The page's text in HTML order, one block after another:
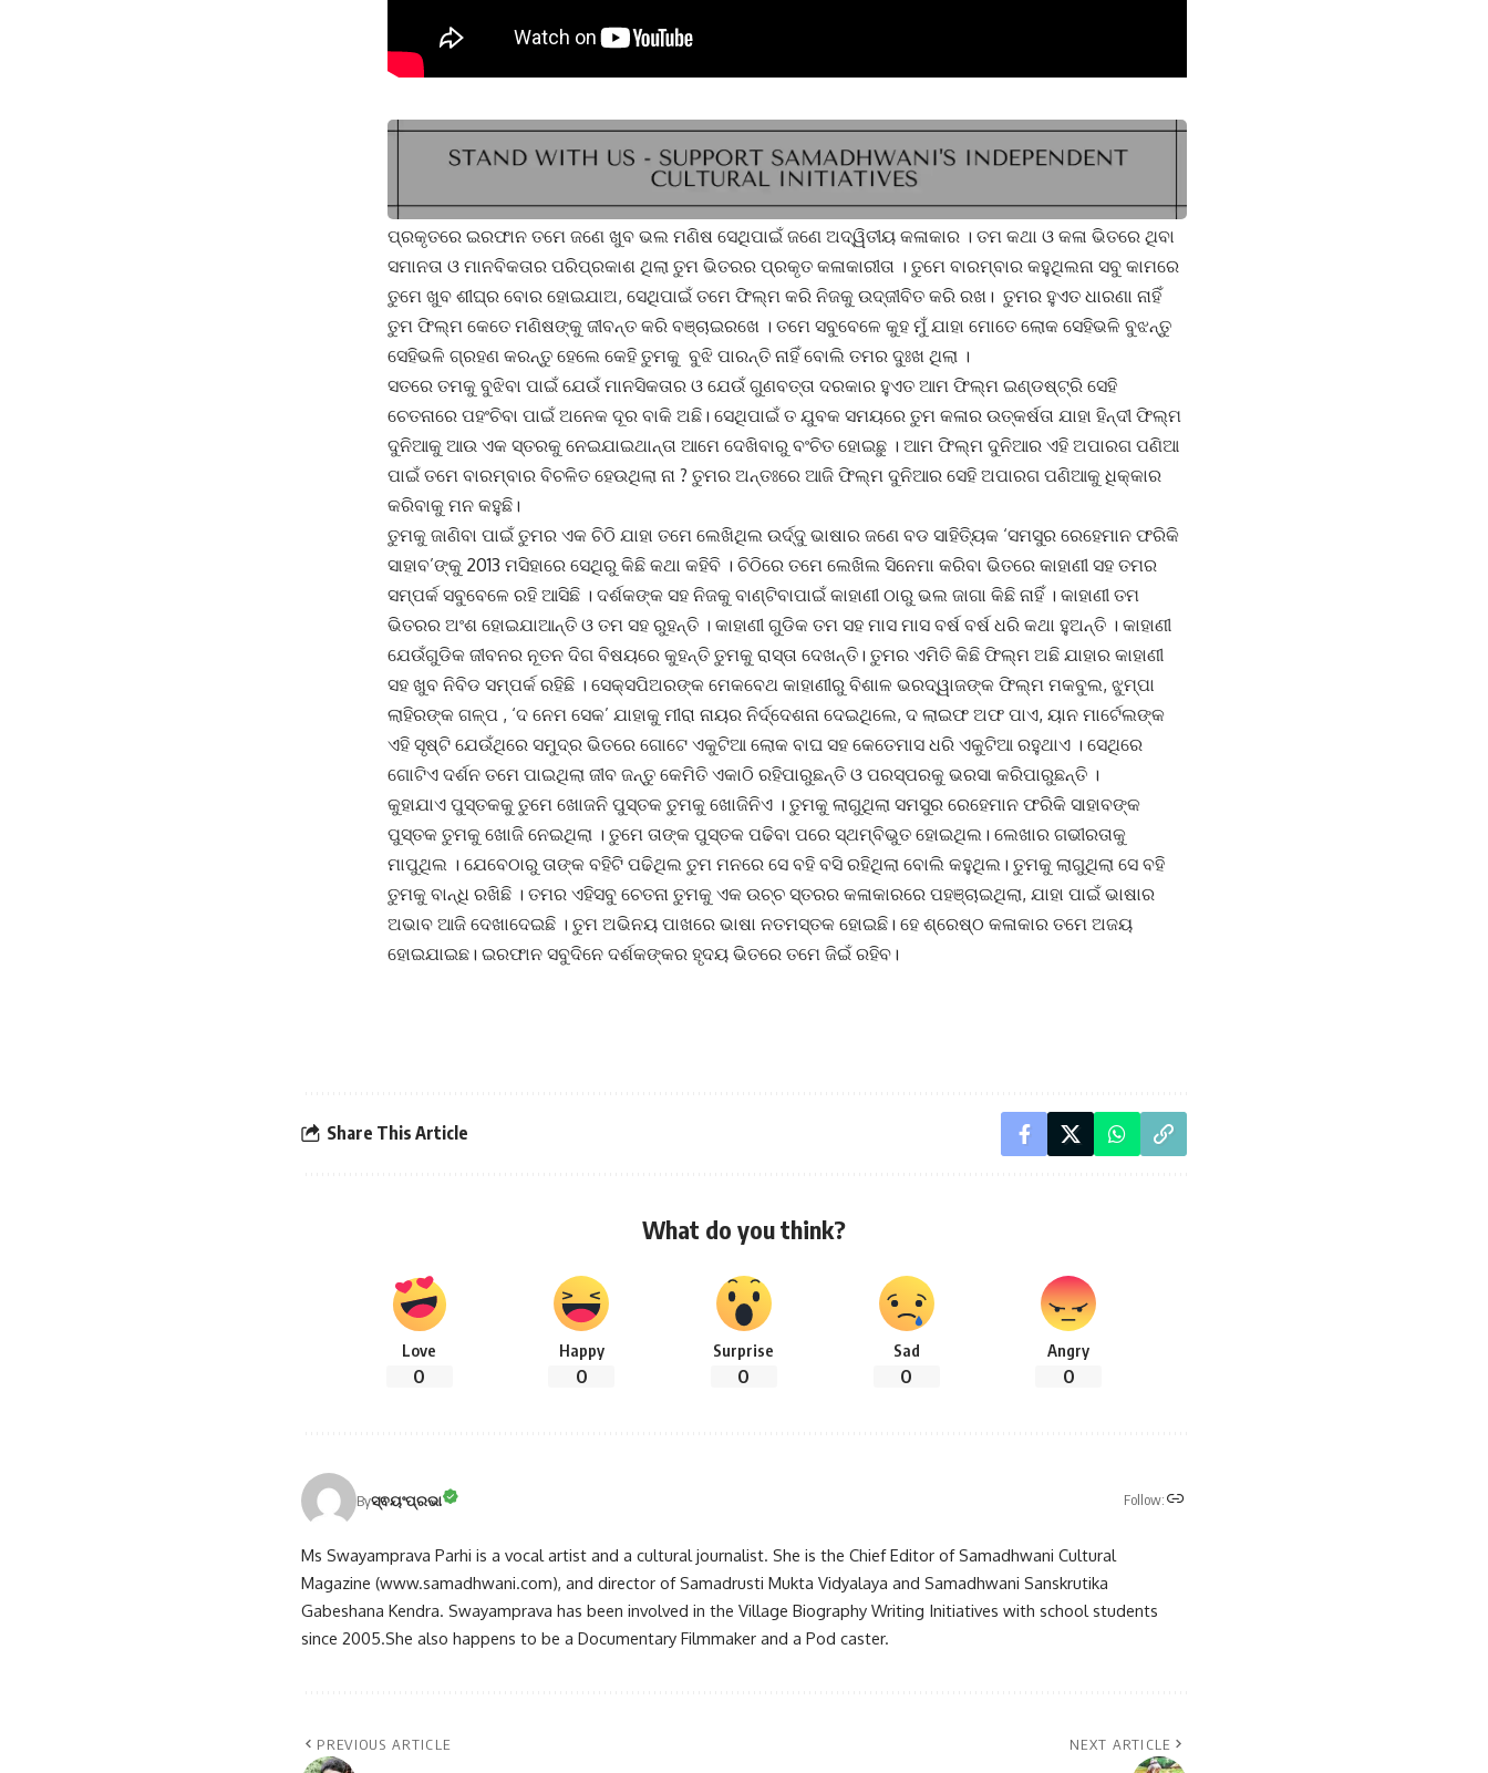
ପ୍ରକୃତରେ ଇରଫାନ ତମେ ଜଣେ ଖୁବ ଭଲ ମଣିଷ ସେଥିପାଇଁ ଜଣେ ଅଦ୍ୱିତୀୟ କଳାକାର । ତମ କଥା ଓ କଳା ଭିତରେ ଥିବା
ସମାନତା ଓ ମାନବିକତାର ପରିପ୍ରକାଶ ଥିଲା ତୁମ ଭିତରର ପ୍ରକୃତ କଳାକାରୀତା । ତୁମେ ବାରମ୍ବାର କହୁଥିଲନା ସବୁ କାମରେ
ତୁମେ ଖୁବ ଶୀଘ୍ର ବୋର ହୋଇଯାଅ, ସେଥିପାଇଁ ତମେ ଫିଲ୍ମ କରି ନିଜକୁ ଉଦ୍ଜୀବିତ କରି ରଖ। ତୁମର ହୁଏତ ଧାରଣା ନାହିଁ
ତୁମ ଫିଲ୍ମ କେତେ ମଣିଷଙ୍କୁ ଜୀବନ୍ତ କରି ବଞ୍ଚାଇରଖେ । ତମେ ସବୁବେଳେ କୁହ ମୁଁ ଯାହା ମୋତେ ଲୋକ ସେହିଭଳି ବୁଝନ୍ତୁ
ସେହିଭଳି ଗ୍ରହଣ କରନ୍ତୁ ହେଲେ କେହି ତୁମକୁ ବୁଝି ପାରନ୍ତି ନାହିଁ ବୋଲି ତମର ଦୁଃଖ ଥିଲା ।
ସତରେ ତମକୁ ବୁଝିବା ପାଇଁ ଯେଉଁ ମାନସିକତାର ଓ ଯେଉଁ ଗୁଣବତ୍ତା ଦରକାର ହୁଏତ ଆମ ଫିଲ୍ମ ଇଣ୍ଡଷ୍ଟ୍ରି ସେହି
ଚେତନାରେ ପହଂଚିବା ପାଇଁ ଅନେକ ଦୂର ବାକି ଅଛି। ସେଥିପାଇଁ ତ ଯୁବକ ସମୟରେ ତୁମ କଳାର ଉତ୍କର୍ଷତା ଯାହା ହିନ୍ଦୀ ଫିଲ୍ମ
ଦୁନିଆକୁ ଆଉ ଏକ ସ୍ତରକୁ ନେଇଯାଇଥାନ୍ତା ଆମେ ଦେଖିବାରୁ ବଂଚିତ ହୋଇଛୁ । ଆମ ଫିଲ୍ମ ଦୁନିଆର ଏହି ଅପାରଗ ପଣିଆ
ପାଇଁ ତମେ ବାରମ୍ବାର ବିଚଳିତ ହେଉଥିଲା ନା ? ତୁମର ଅନ୍ତଃରେ ଆଜି ଫିଲ୍ମ ଦୁନିଆର ସେହି ଅପାରଗ ପଣିଆକୁ ଧିକ୍କାର
କରିବାକୁ ମନ କହୁଛି।
ତୁମକୁ ଜାଣିବା ପାଇଁ ତୁମର ଏକ ଚିଠି ଯାହା ତମେ ଲେଖିଥିଲ ଉର୍ଦ୍ଦୁ ଭାଷାର ଜଣେ ବଡ ସାହିତ୍ୟିକ ‘ସମସୁର ରେହେମାନ ଫରିକି
ସାହାବ’ଙ୍କୁ 2013 ମସିହାରେ ସେଥିରୁ କିଛି କଥା କହିବି । ଚିଠିରେ ତମେ ଲେଖିଲ ସିନେମା କରିବା ଭିତରେ କାହାଣୀ ସହ ତମର
ସମ୍ପର୍କ ସବୁବେଳେ ରହି ଆସିଛି । ଦର୍ଶକଙ୍କ ସହ ନିଜକୁ ବାଣ୍ଟିବାପାଇଁ କାହାଣୀ ଠାରୁ ଭଲ ଜାଗା କିଛି ନାହିଁ । କାହାଣୀ ତମ
ଭିତରର ଅଂଶ ହୋଇଯାଆନ୍ତି ଓ ତମ ସହ ରୁହନ୍ତି । କାହାଣୀ ଗୁଡିକ ତମ ସହ ମାସ ମାସ ବର୍ଷ ବର୍ଷ ଧରି କଥା ହୁଅନ୍ତି । କାହାଣୀ
ଯେଉଁଗୁଡିକ ଜୀବନର ନୂତନ ଦିଗ ବିଷୟରେ କୁହନ୍ତି ତୁମକୁ ରାସ୍ତା ଦେଖନ୍ତି। ତୁମର ଏମିତି କିଛି ଫିଲ୍ମ ଅଛି ଯାହାର କାହାଣୀ
ସହ ଖୁବ ନିବିଡ ସମ୍ପର୍କ ରହିଛି । ସେକ୍ସପିଅରଙ୍କ ମେକବେଥ କାହାଣୀରୁ ବିଶାଳ ଭରଦ୍ୱାଜଙ୍କ ଫିଲ୍ମ ମକବୁଲ, ଝୁମ୍ପା
ଲାହିରଙ୍କ ଗଳ୍ପ , ‘ଦ ନେମ ସେକ’ ଯାହାକୁ ମୀରା ନାୟର ନିର୍ଦ୍ଦେଶନା ଦେଇଥିଲେ, ଦ ଲାଇଫ ଅଫ ପାଏ, ୟାନ ମାର୍ଟେଲଙ୍କ
ଏହି ସୃଷ୍ଟି ଯେଉଁଥିରେ ସମୁଦ୍ର ଭିତରେ ଗୋଟେ ଏକୁଟିଆ ଲୋକ ବାଘ ସହ କେତେମାସ ଧରି ଏକୁଟିଆ ରହୁଥାଏ । ସେଥିରେ
ଗୋଟିଏ ଦର୍ଶନ ତମେ ପାଇଥିଲା ଜୀବ ଜନ୍ତୁ କେମିତି ଏକାଠି ରହିପାରୁଛନ୍ତି ଓ ପରସ୍ପରକୁ ଭରସା କରିପାରୁଛନ୍ତି ।
କୁହାଯାଏ ପୁସ୍ତକକୁ ତୁମେ ଖୋଜନି ପୁସ୍ତକ ତୁମକୁ ଖୋଜିନିଏ । ତୁମକୁ ଲାଗୁଥିଲା ସମସୁର ରେହେମାନ ଫରିକି ସାହାବଙ୍କ
ପୁସ୍ତକ ତୁମକୁ ଖୋଜି ନେଇଥିଲା । ତୁମେ ତାଙ୍କ ପୁସ୍ତକ ପଢିବା ପରେ ସ୍ଥମ୍ବିଭୁତ ହୋଇଥିଲ। ଲେଖାର ଗଭୀରତାକୁ
ମାପୁଥିଲ । ଯେବେଠାରୁ ତାଙ୍କ ବହିଟି ପଢିଥିଲ ତୁମ ମନରେ ସେ ବହି ବସି ରହିଥିଲା ବୋଲି କହୁଥିଲ। ତୁମକୁ ଲାଗୁଥିଲା ସେ ବହି
ତୁମକୁ ବାନ୍ଧି ରଖିଛି । ତମର ଏହିସବୁ ଚେତନା ତୁମକୁ ଏକ ଉଚ୍ଚ ସ୍ତରର କଳାକାରରେ ପହଞ୍ଚାଇଥିଲା, ଯାହା ପାଇଁ ଭାଷାର
ଅଭାବ ଆଜି ଦେଖାଦେଇଛି । ତୁମ ଅଭିନୟ ପାଖରେ ଭାଷା ନତମସ୍ତକ ହୋଇଛି। ହେ ଶ୍ରେଷ୍ଠ କଳାକାର ତମେ ଅଜୟ
ହୋଇଯାଇଛ। ଇରଫାନ ସବୁଦିନେ ଦର୍ଶକଙ୍କର ହୃଦୟ ଭିତରେ ତମେ ଜିଇଁ ରହିବ।
Share This Article
What do you think?
Love
0
Happy
0
Surprise
0
Sad
0
Angry
0
Byସ୍ଵୟଂପ୍ରଭା Follow:
Ms Swayamprava Parhi is a vocal artist and a cultural journalist. She is the Chief Editor of Samadhwani Cultural
Magazine (www.samadhwani.com), and director of Samadrusti Mukta Vidyalaya and Samadhwani Sanskrutika
Gabeshana Kendra. Swayamprava has been involved in the Village Biography Writing Initiatives with school students
since 2005.She also happens to be a Documentary Filmmaker and a Pod caster.
PREVIOUS ARTICLE NEXT ARTICLE